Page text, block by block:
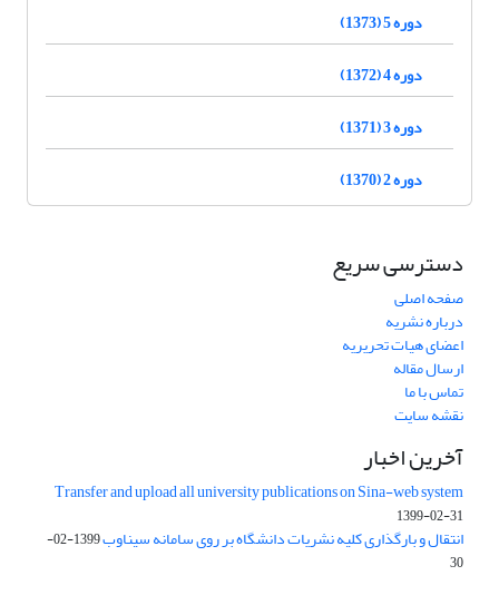
دوره 5 (1373)
دوره 4 (1372)
دوره 3 (1371)
دوره 2 (1370)
دسترسی سریع
صفحه اصلی
درباره نشریه
اعضای هیات تحریریه
ارسال مقاله
تماس با ما
نقشه سایت
آخرین اخبار
Transfer and upload all university publications on Sina-web system
1399-02-31
انتقال و بارگذاری کلیه نشریات دانشگاه بر روی سامانه سیناوب
1399-02-
30